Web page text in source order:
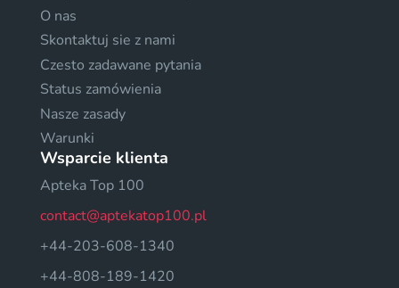
O nas
Skontaktuj sie z nami
Czesto zadawane pytania
Status zamówienia
Nasze zasady
Warunki
Wsparcie klienta
Apteka Top 100
contact@aptekatop100.pl
+44-203-608-1340
+44-808-189-1420